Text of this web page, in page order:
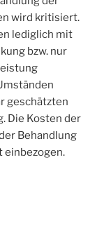
wird kritisiert.
lediglich mit
bzw. nur
geschätzten
Die Kosten der
Behandlung
einbezogen.